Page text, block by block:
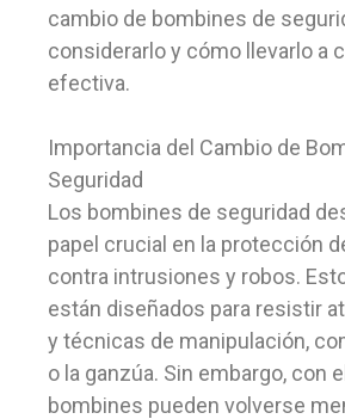
cambio de bombines de
considerarlo y cómo llevarlo a
efectiva.
Importancia del Cambio de
Seguridad
Los bombines de seguridad
papel crucial en la protección
contra intrusiones y robos.
están diseñados para resistir
y técnicas de manipulación,
o la ganzúa. Sin embargo, con
bombines pueden volverse